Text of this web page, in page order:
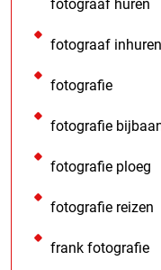
fotograaf huren
fotograaf inhuren
fotografie
fotografie
fotografie ploeg
fotografie reizen
frank fotografie